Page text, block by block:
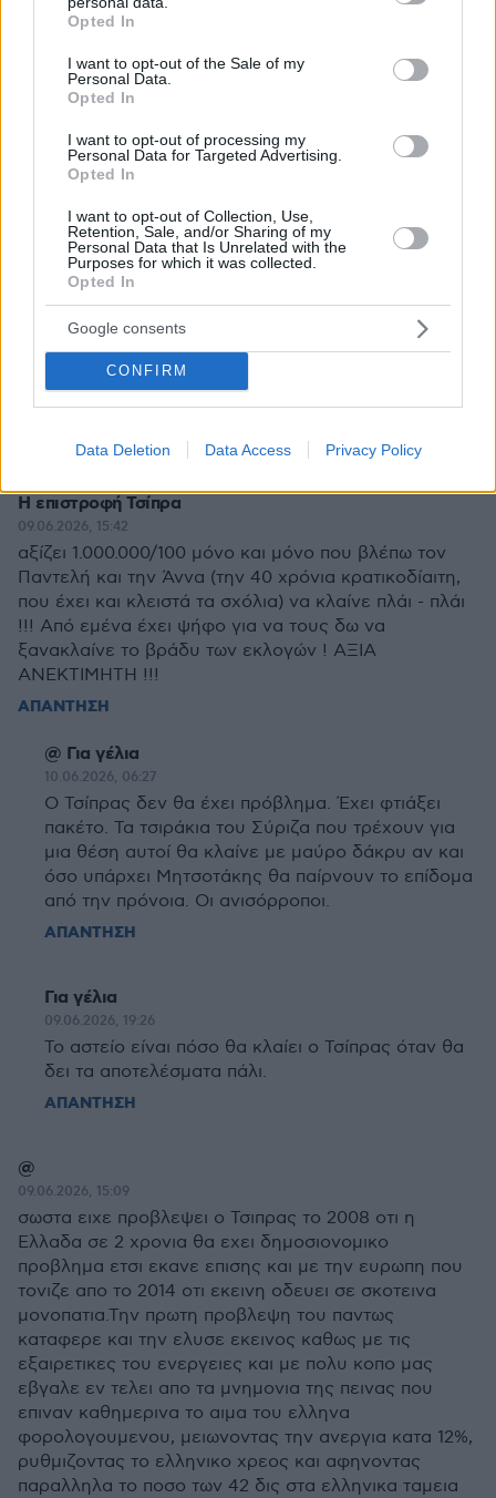
grant or deny consent to Google and its third-party tags to
use your data for below specified purposes in below Google
consent section.
Opted In
I want to opt-out of the Sale of my
Personal Data.
Opted In
I want to opt-out of processing my
Personal Data for Targeted Advertising.
Opted In
I want to opt-out of Collection, Use,
Retention, Sale, and/or Sharing of my
Personal Data that Is Unrelated with the
Purposes for which it was collected.
Opted In
Google consents
CONFIRM
Data Deletion Data Access Privacy Policy
Να αηδιάσω..
09.06.2026, 18:14
Να μην αηδιάσω ..άει σιχτιρ! Με τα λεφτά μας έχει ο
κύριος αυτός ένα θέμα για το άρθρο του..Και εννοώ
για τα λεφτά μας που ρίχνει η κυβέρνηση στις
δημοσκοπήσεις για να φτιάχνει κλίμα.
ΑΠΑΝΤΗΣΗ
Ακόμα
09.06.2026, 22:13
δεν έβαλες μυαλό? Δεν έχεις καταλάβει ότι οι
δημοσκοπήσεις δείχνουν πάντα λιγότερο απ'ότι
παίρνει στις εκλογές?
ΑΠΑΝΤΗΣΗ
Η επιστροφή Τσίπρα
09.06.2026, 15:42
αξίζει 1.000.000/100 μόνο και μόνο που βλέπω τον
Παντελή και την Άννα (την 40 χρόνια κρατικοδίαιτη,
που έχει και κλειστά τα σχόλια) να κλαίνε πλάι - πλάι
!!! Από εμένα έχει ψήφο για να τους δω να
ξανακλαίνε το βράδυ των εκλογών ! ΑΞΙΑ
ΑΝΕΚΤΙΜΗΤΗ !!!
ΑΠΑΝΤΗΣΗ
@ Για γέλια
10.06.2026, 06:27
Ο Τσίπρας δεν θα έχει πρόβλημα. Έχει φτιάξει
πακέτο. Τα τσιράκια του Σύριζα που τρέχουν για
μια θέση αυτοί θα κλαίνε με μαύρο δάκρυ αν και
όσο υπάρχει Μητσοτάκης θα παίρνουν το επίδομα
από την πρόνοια. Οι ανισόρροποι.
ΑΠΑΝΤΗΣΗ
Για γέλια
09.06.2026, 19:26
Το αστείο είναι πόσο θα κλαίει ο Τσίπρας όταν θα
δει τα αποτελέσματα πάλι.
ΑΠΑΝΤΗΣΗ
@
09.06.2026, 15:09
σωστα ειχε προβλεψει ο Τσιπρας το 2008 οτι η
Ελλαδα σε 2 χρονια θα εχει δημοσιονομικο
προβλημα ετσι εκανε επισης και με την ευρωπη που
τονιζε απο το 2014 οτι εκεινη οδευει σε σκοτεινα
μονοπατια.Την πρωτη προβλεψη του παντως
καταφερε και την ελυσε εκεινος καθως με τις
εξαιρετικες του ενεργειες και με πολυ κοπο μας
εβγαλε εν τελει απο τα μνημονια της πεινας που
επιναν καθημερινα το αιμα του ελληνα
φορολογουμενου, μειωνοντας την ανεργια κατα 12%,
ρυθμιζοντας το ελληνικο χρεος και αφηνοντας
παραλληλα το ποσο των 42 δις στα ελληνικα ταμεια